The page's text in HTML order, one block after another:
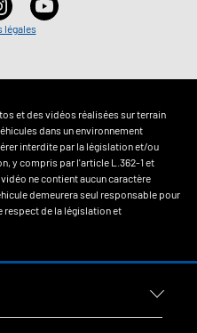
légales
et des vidéos réalisées sur terrain
dans un environnement
interdite par la législation et/ou
y compris par l'article L.362-1 et
ne contient aucun caractère
demeurera seul responsable pour
respect de la législation et